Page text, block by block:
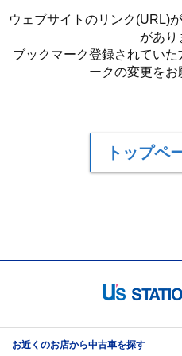
ウェブサイトのリンク(URL)
があり
ブックマーク登録されてい
ークの変更をお
トップペ
お近くのお店から中古車を探す